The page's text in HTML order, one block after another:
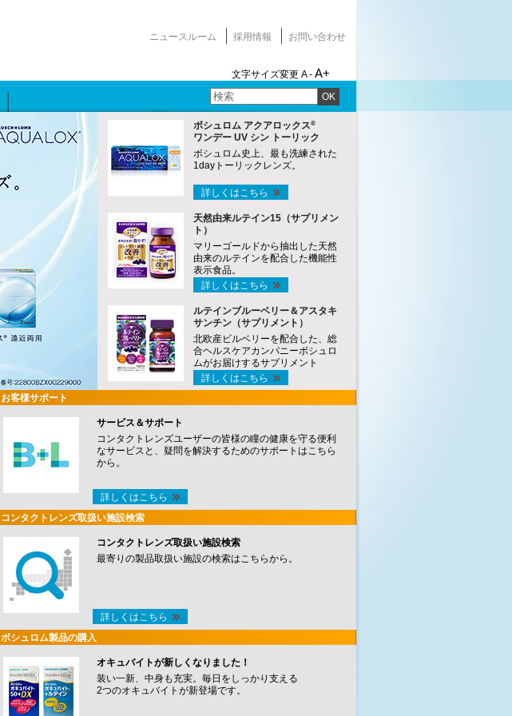
ニュースルーム 採用情報 お問い合わせ
文字サイズ変更 A - A+
OK
ボシュロム アクアロックス®
ワンデー UV シン トーリック
ボシュロム史上、最も洗練された
1dayトーリックレンズ。
詳しくはこちら
天然由来ルテイン15（サプリメン
ト）
マリーゴールドから抽出した天然
由来のルテインを配合した機能性
表示食品。
詳しくはこちら
ルテインブルーベリー＆アスタキ
サンチン（サプリメント）
北欧産ビルベリーを配合した、総
合ヘルスケアカンパニーボシュロ
ムがお届けするサプリメント
詳しくはこちら
お客様サポート
サービス＆サポート
コンタクトレンズユーザーの皆様の瞳の健康を守る便利
なサービスと、疑問を解決するためのサポートはこちら
から。
詳しくはこちら
コンタクトレンズ取扱い施設検索
コンタクトレンズ取扱い施設検索
最寄りの製品取扱い施設の検索はこちらから。
詳しくはこちら
ボシュロム製品の購入
オキュバイトが新しくなりました！
装い一新、中身も充実。毎日をしっかり支える
2つのオキュバイトが新登場です。